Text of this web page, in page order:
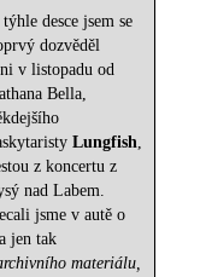
desce jsem se
dozvěděl
v listopadu od
Bella,
Lungfish,
z koncertu z
nad Labem.
jsme v autě o
jen tak
materiálu,